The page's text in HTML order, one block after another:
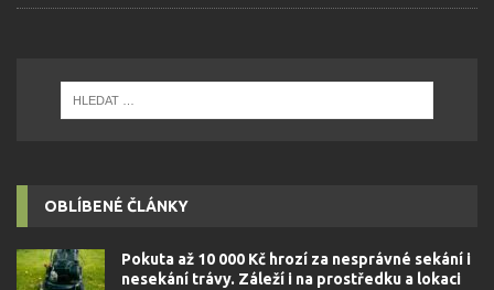
OBLÍBENÉ ČLÁNKY
Pokuta až 10 000 Kč hrozí za nesprávné sekání i
nesekání trávy. Záleží i na prostředku a lokaci